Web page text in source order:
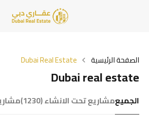
الصفحة الرئيسية Dubai Real Estate
Dubai real estate
الجميعمشاريع تحت الانشاء (1230)